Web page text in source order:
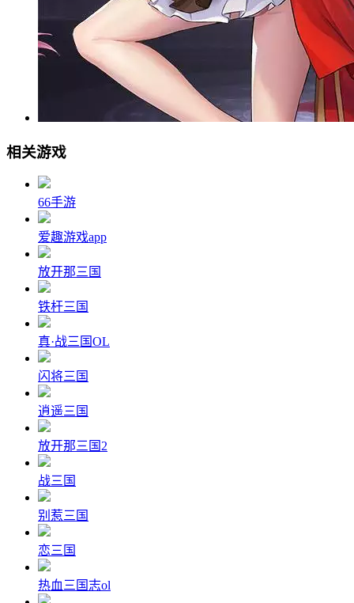
相关游戏
66手游
爱趣游戏app
放开那三国
铁杆三国
真·战三国OL
闪将三国
逍遥三国
放开那三国2
战三国
别惹三国
恋三国
热血三国志ol